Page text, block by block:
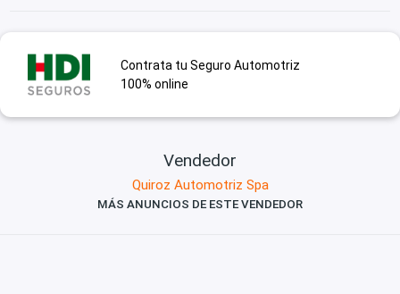
Contrata tu Seguro Automotriz
100% online
Vendedor
Quiroz Automotriz Spa
MÁS ANUNCIOS DE ESTE VENDEDOR